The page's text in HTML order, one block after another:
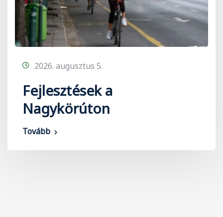
2026. augusztus 5.
Fejlesztések a
Nagykörúton
Tovább